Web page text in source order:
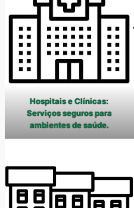
Hospitais e Clínicas:
Serviços seguros para
ambientes de saúde.